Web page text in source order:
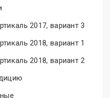
2017, вариант 3
2018, вариант 1
2018, вариант 2